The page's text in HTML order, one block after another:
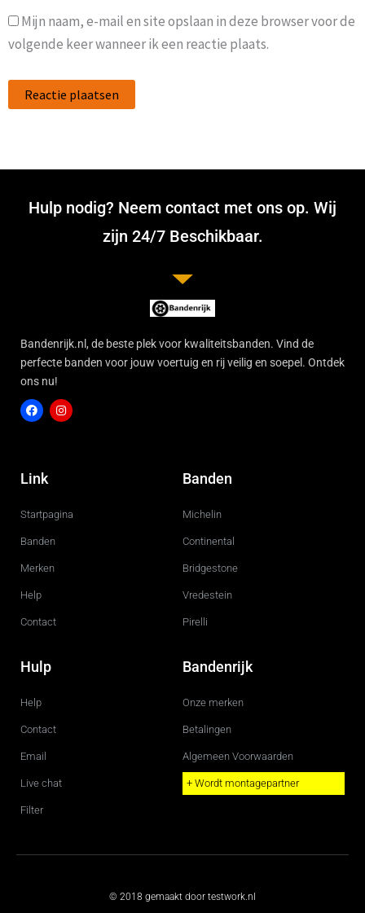
Mijn naam, e-mail en site opslaan in deze browser voor de
volgende keer wanneer ik een reactie plaats.
Hulp nodig? Neem contact met ons op. Wij
zijn 24/7 Beschikbaar.
Bandenrijk.nl, de beste plek voor kwaliteitsbanden. Vind de
perfecte banden voor jouw voertuig en rij veilig en soepel. Ontdek
ons nu!
c
e
o
g
r
Link
Startpagina
Banden
Merken
Help
Contact
Banden
Michelin
Continental
Bridgestone
Vredestein
Pirelli
Hulp
Help
Contact
Email
Live chat
Filter
Bandenrijk
Onze merken
Betalingen
Algemeen Voorwaarden
+ Wordt montagepartner
© 2018 gemaakt door testwork.nl